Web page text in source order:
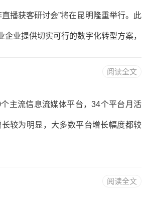
播获客研讨会”将在昆明隆重举行。此
业提供切实可行的数字化转型方案，
公司、湖北运涛信息科技有限公司、
阅读全文
主流信息流媒体平台，34个平台月活
较为明显，大多数平台增长幅度都较
阅读全文